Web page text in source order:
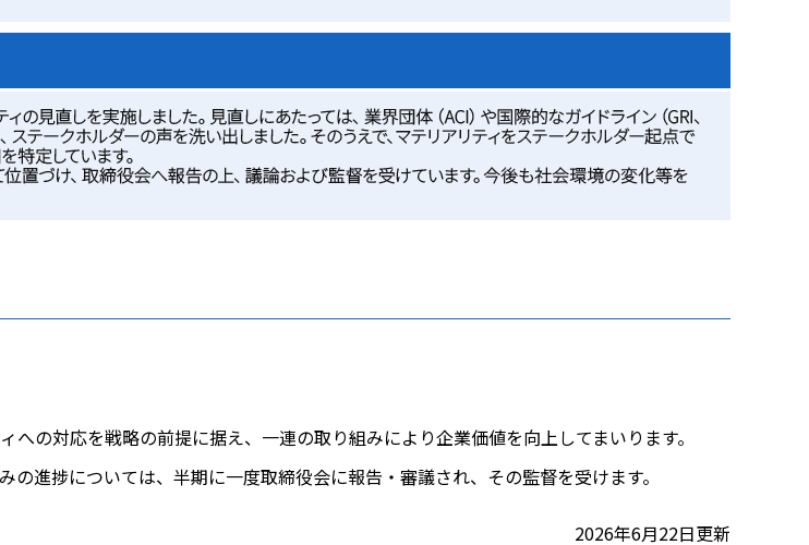
の対応を戦略の前提に据え、一連の取り組みにより企業価値を向上してまいります。
進捗については、半期に一度取締役会に報告・審議され、その監督を受けます。
2026年6月22日更新